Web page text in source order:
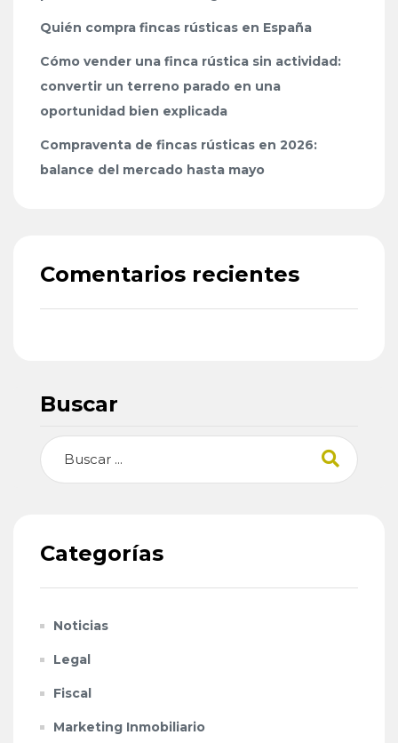
Quién compra fincas rústicas en España
Cómo vender una finca rústica sin actividad:
convertir un terreno parado en una
oportunidad bien explicada
Compraventa de fincas rústicas en 2026:
balance del mercado hasta mayo
Comentarios recientes
Buscar
Buscar
Categorías
Noticias
Legal
Fiscal
Marketing Inmobiliario